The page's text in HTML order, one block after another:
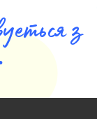
з